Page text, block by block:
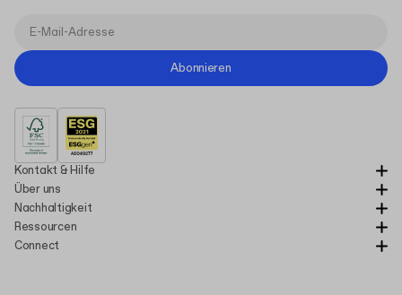
Kontakt & Hilfe
Über uns
Nachhaltigkeit
Ressourcen
Connect
Abonnieren